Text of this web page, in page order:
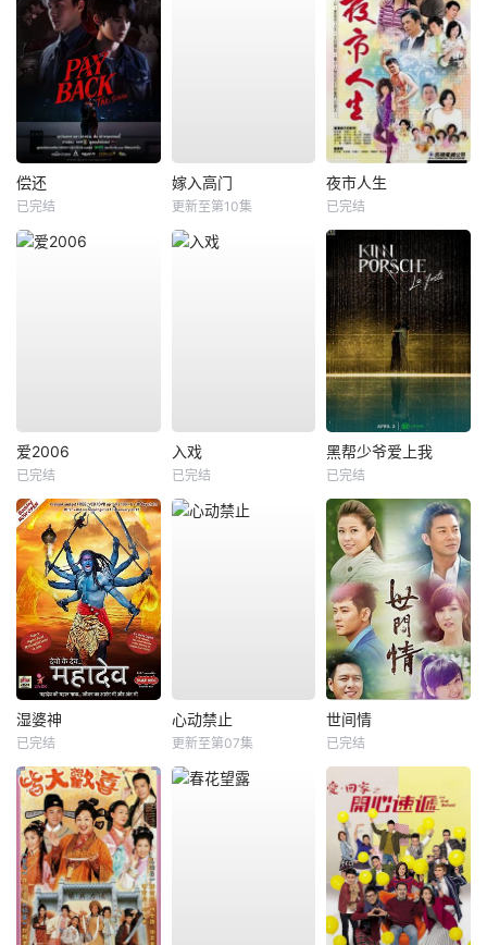
偿还
已完结
嫁入高门
更新至第10集
夜市人生
已完结
爱2006
已完结
入戏
已完结
黑帮少爷爱上我
已完结
湿婆神
已完结
心动禁止
更新至第07集
世间情
已完结